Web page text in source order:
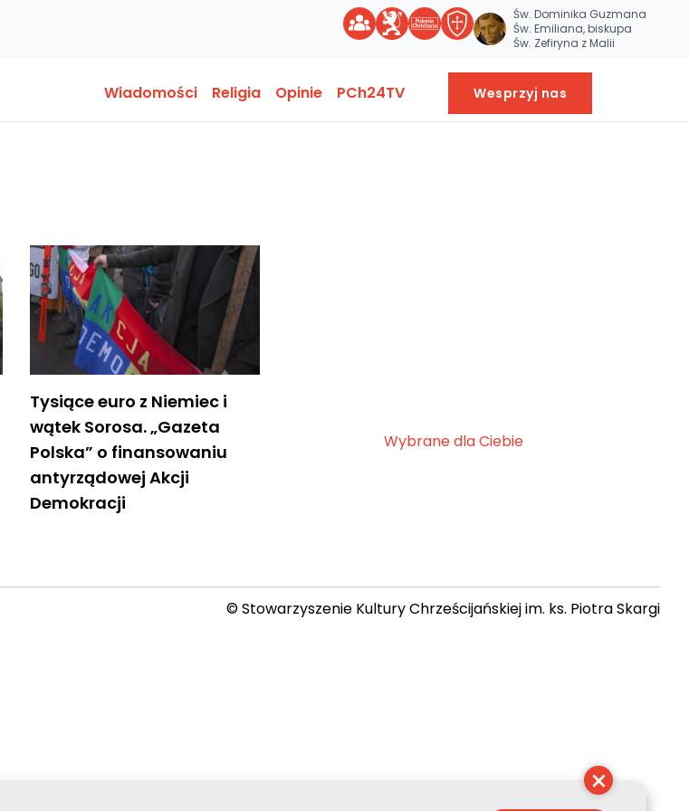
Św. Dominika Guzmana
Św. Emiliana, biskupa
Św. Zefiryna z Malii
Wiadomości Religia Opinie PCh24TV Wesprzyj nas
Tysiące euro z Niemiec i
wątek Sorosa. „Gazeta
Polska” o finansowaniu
antyrządowej Akcji
Demokracji
Wybrane dla Ciebie
© Stowarzyszenie Kultury Chrześcijańskiej im. ks. Piotra Skargi
×